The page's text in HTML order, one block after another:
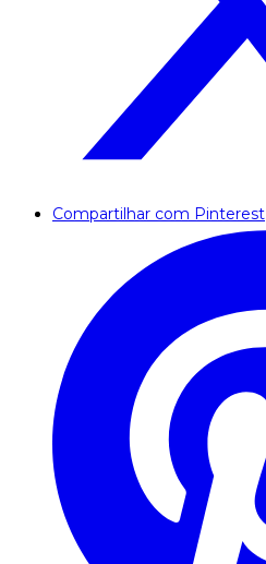
Compartilhar com Pinterest